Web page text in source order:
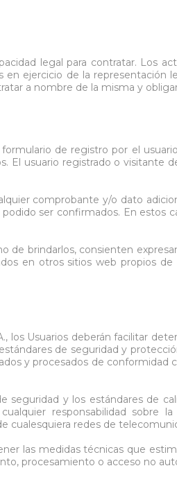
legal para contratar. Los
en ejercicio de la
a nombre de la misma y
de registro por el
El usuario registrado o visitante
comprobante y/o dato
ser confirmados. En estos
de brindarlos, consienten
en otros sitios web propios
los Usuarios deberán facilitar
de seguridad y
y procesados de
seguridad y los estándares de
responsabilidad
cualesquiera redes de
las medidas técnicas que
procesamiento o acceso no